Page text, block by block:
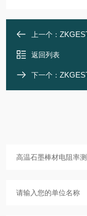
上一个：
返回列表
下一个：